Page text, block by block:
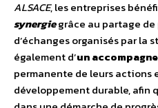
ALSACE, les entreprises
synergiegrâce au partage
d’échanges organisés par la
également d’un
permanente de leurs actions
développement durable, afin